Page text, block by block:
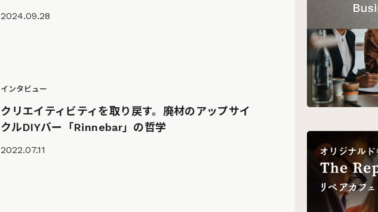
2024.09.28
インタビュー
クリエイティビティを取り戻す。廃材のアップサイ
クルDIYバー「Rinnebar」の哲学
2022.07.11